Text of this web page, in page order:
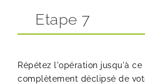
Etape 7
Répétez l'opération jusqu'à
complètement déclipsé de